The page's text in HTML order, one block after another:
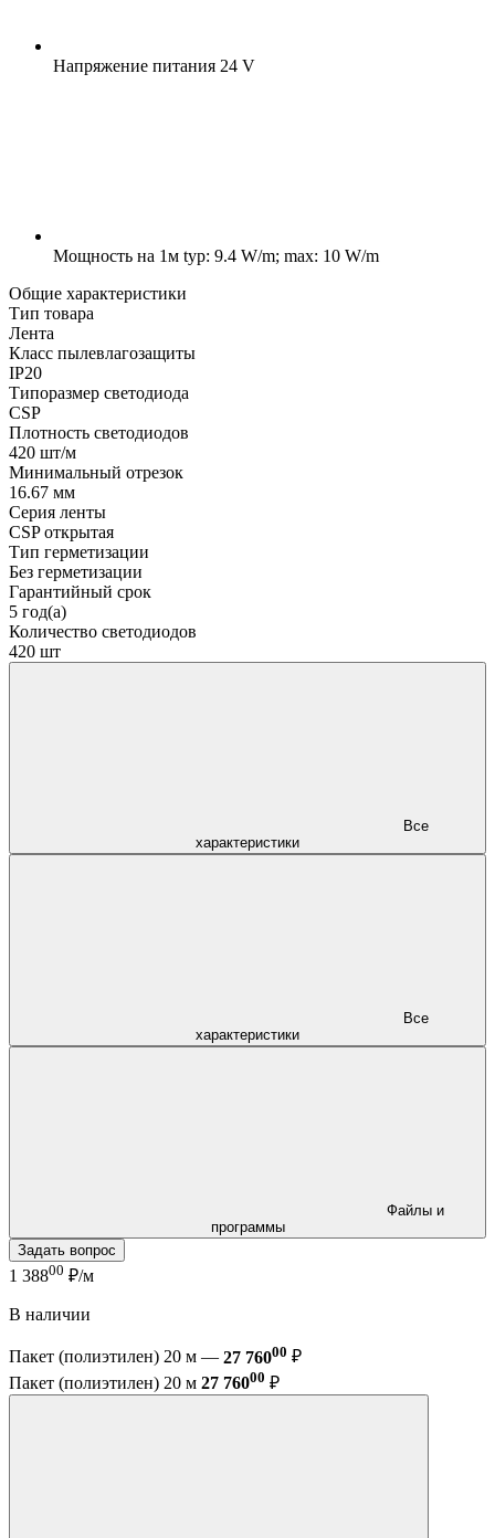
Напряжение питания 24 V
Мощность на 1м typ: 9.4 W/m; max: 10 W/m
Общие характеристики
Тип товара
Лента
Класс пылевлагозащиты
IP20
Типоразмер светодиода
CSP
Плотность светодиодов
420 шт/м
Минимальный отрезок
16.67 мм
Серия ленты
CSP открытая
Тип герметизации
Без герметизации
Гарантийный срок
5 год(а)
Количество светодиодов
420 шт
характеристики
характеристики
программы
Задать вопрос
1 38800 ₽/м
В наличии
Пакет (полиэтилен) 20 м — 27 76000 ₽
Пакет (полиэтилен) 20 м 27 76000 ₽